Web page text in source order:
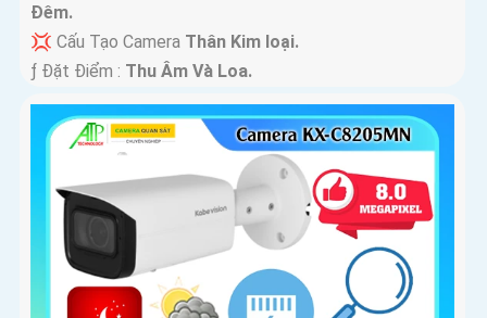
Ðêm.
💢 Cấu Tạo Camera Thân Kim loại.
️ƒ Đặt Điểm : Thu Âm Và Loa.